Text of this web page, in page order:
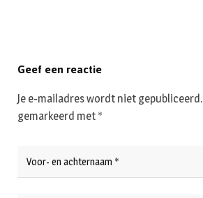
Geef een reactie
Je e-mailadres wordt niet gepubliceerd.
gemarkeerd met *